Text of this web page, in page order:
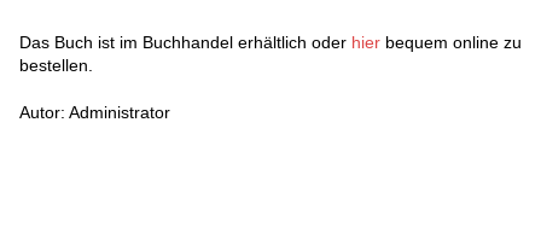
Das Buch ist im Buchhandel erhältlich oder hier bequem online zu
bestellen.
Autor: Administrator